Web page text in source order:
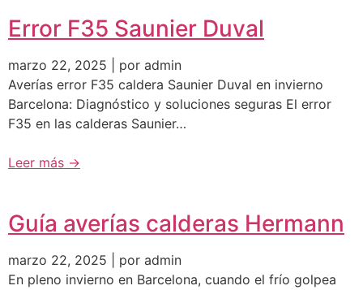
Error F35 Saunier Duval
marzo 22, 2025 | por admin
Averías error F35 caldera Saunier Duval en invierno
Barcelona: Diagnóstico y soluciones seguras El error
F35 en las calderas Saunier…
Leer más →
Guía averías calderas Hermann
marzo 22, 2025 | por admin
En pleno invierno en Barcelona, cuando el frío golpea